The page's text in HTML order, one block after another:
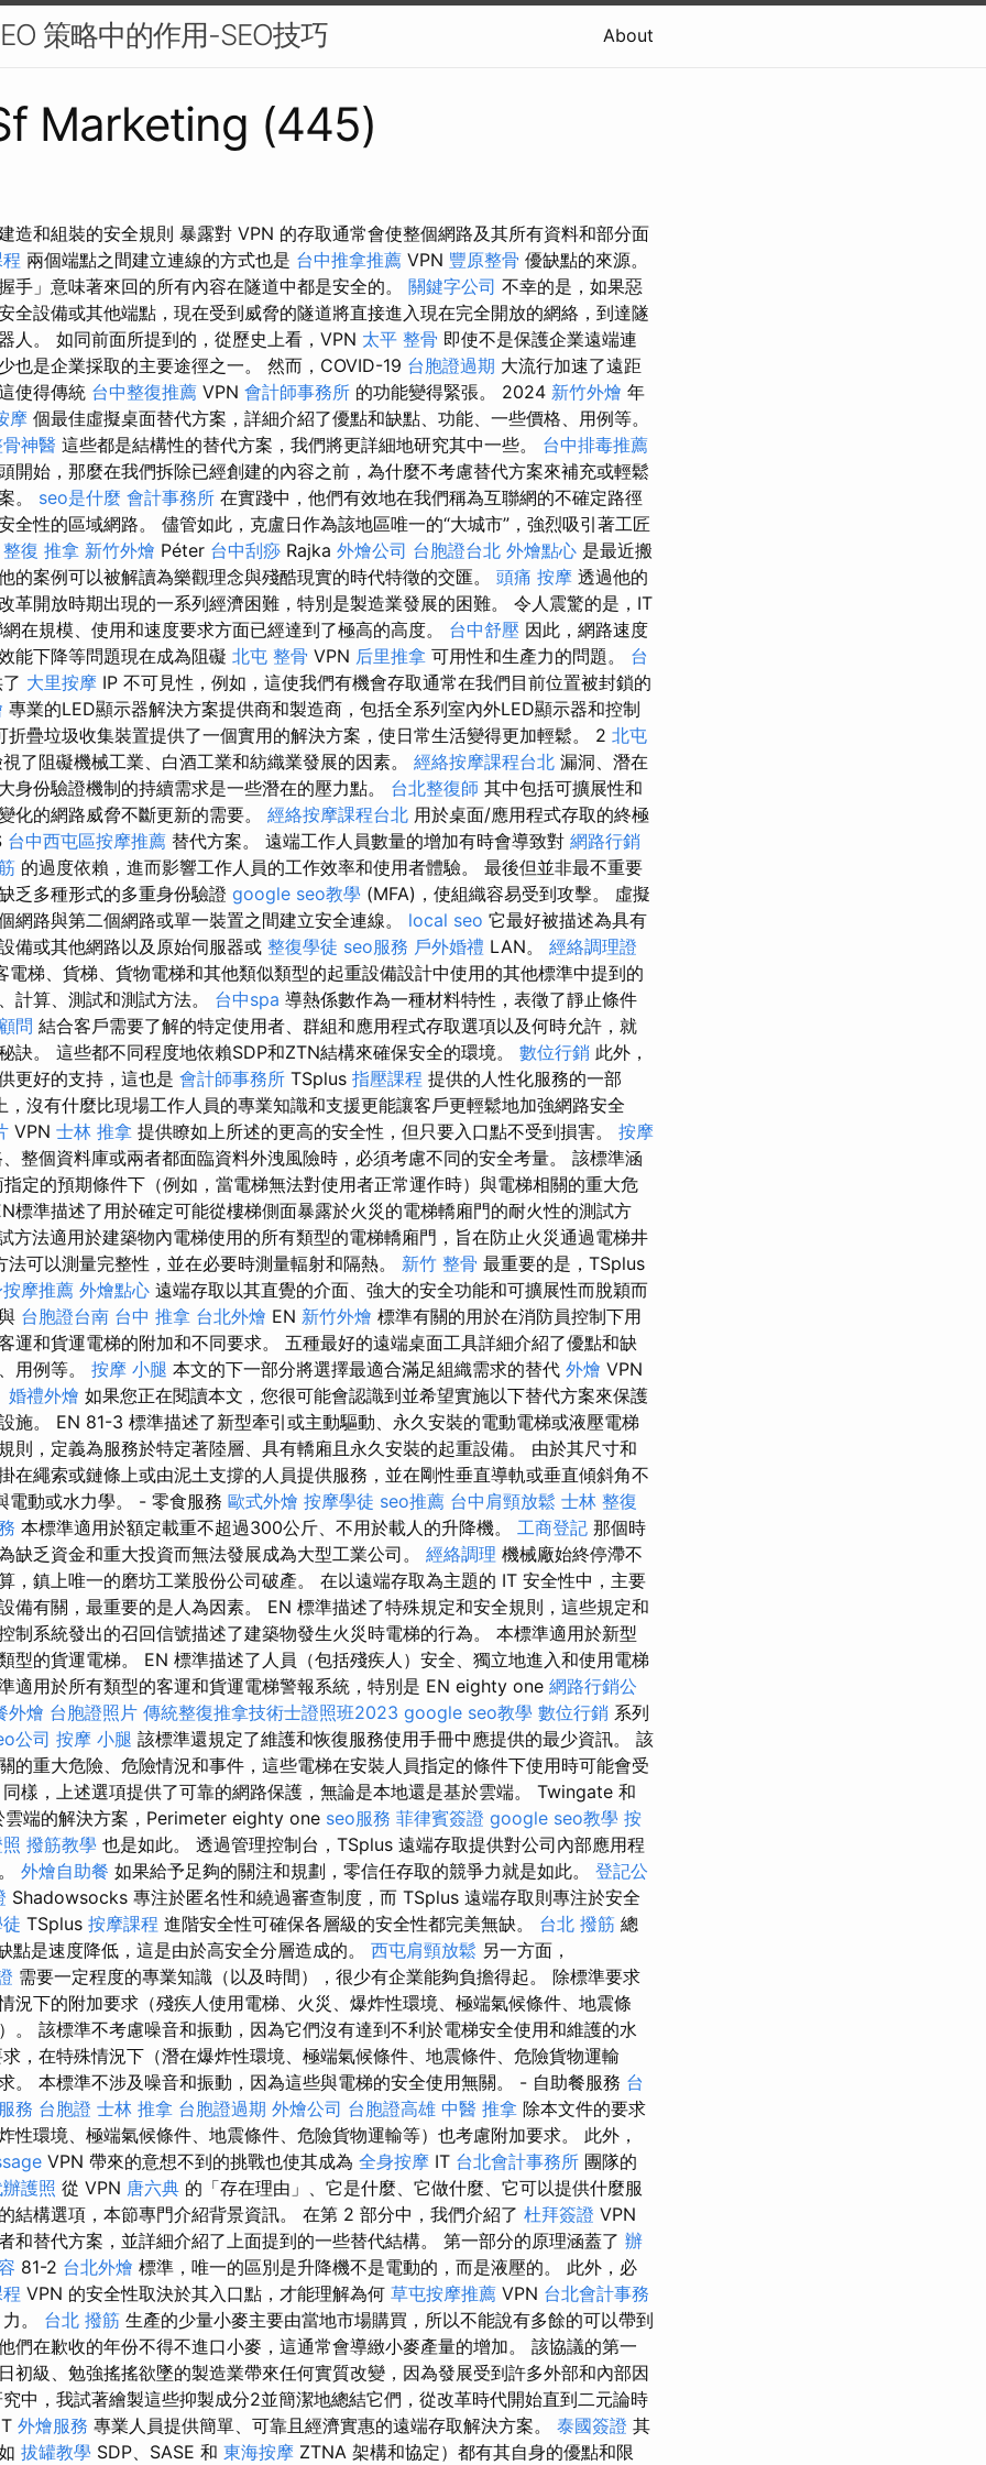
策略中的作用-SEO技巧 About
Marketing (445)
造和組裝的安全規則 暴露對 VPN 的存取通常會使整個網路及其所有資料和部分面
兩個端點之間建立連線的方式也是 台中推拿推薦 VPN 豐原整骨 優缺點的來源。
手」意味著來回的所有內容在隧道中都是安全的。 關鍵字公司 不幸的是，如果惡
全設備或其他端點，現在受到威脅的隧道將直接進入現在完全開放的網絡，到達隧
人。 如同前面所提到的，從歷史上看，VPN 太平 整骨 即使不是保護企業遠端連
也是企業採取的主要途徑之一。 然而，COVID-19 台胞證過期 大流行加速了遠距
使得傳統 台中整復推薦 VPN 會計師事務所 的功能變得緊張。 2024 新竹外燴 年
摩 個最佳虛擬桌面替代方案，詳細介紹了優點和缺點、功能、一些價格、用例等。
神醫 這些都是結構性的替代方案，我們將更詳細地研究其中一些。 台中排毒推薦
開始，那麼在我們拆除已經創建的內容之前，為什麼不考慮替代方案來補充或輕鬆
。 seo是什麼 會計事務所 在實踐中，他們有效地在我們稱為互聯網的不確定路徑
全性的區域網路。 儘管如此，克盧日作為該地區唯一的“大城市”，強烈吸引著工匠
整復 推拿 新竹外燴 Péter 台中刮痧 Rajka 外燴公司 台胞證台北 外燴點心 是最近搬
的案例可以被解讀為樂觀理念與殘酷現實的時代特徵的交匯。 頭痛 按摩 透過他的
革開放時期出現的一系列經濟困難，特別是製造業發展的困難。 令人震驚的是，IT
在規模、使用和速度要求方面已經達到了極高的高度。 台中舒壓 因此，網路速度
能下降等問題現在成為阻礙 北屯 整骨 VPN 后里推拿 可用性和生產力的問題。 台
大里按摩 IP 不可見性，例如，這使我們有機會存取通常在我們目前位置被封鎖的
專業的LED顯示器解決方案提供商和製造商，包括全系列室內外LED顯示器和控制
疊垃圾收集裝置提供了一個實用的解決方案，使日常生活變得更加輕鬆。 2 北屯
了阻礙機械工業、白酒工業和紡織業發展的因素。 經絡按摩課程台北 漏洞、潛在
身份驗證機制的持續需求是一些潛在的壓力點。 台北整復師 其中包括可擴展性和
化的網路威脅不斷更新的需要。 經絡按摩課程台北 用於桌面/應用程式存取的終極
台中西屯區按摩推薦 替代方案。 遠端工作人員數量的增加有時會導致對 網路行銷
的過度依賴，進而影響工作人員的工作效率和使用者體驗。 最後但並非最不重要
乏多種形式的多重身份驗證 google seo教學 (MFA)，使組織容易受到攻擊。 虛擬
網路與第二個網路或單一裝置之間建立安全連線。 local seo 它最好被描述為具有
備或其他網路以及原始伺服器或 整復學徒 seo服務 戶外婚禮 LAN。 經絡調理證
梯、貨梯、貨物電梯和其他類似類型的起重設備設計中使用的其他標準中提到的
計算、測試和測試方法。 台中spa 導熱係數作為一種材料特性，表徵了靜止條件
問 結合客戶需要了解的特定使用者、群組和應用程式存取選項以及何時允許，就
訣。 這些都不同程度地依賴SDP和ZTN結構來確保安全的環境。 數位行銷 此外，
更好的支持，這也是 會計師事務所 TSplus 指壓課程 提供的人性化服務的一部
沒有什麼比現場工作人員的專業知識和支援更能讓客戶更輕鬆地加強網路安全
VPN 士林 推拿 提供瞭如上所述的更高的安全性，但只要入口點不受到損害。 按摩
整個資料庫或兩者都面臨資料外洩風險時，必須考慮不同的安全考量。 該標準涵
定的預期條件下（例如，當電梯無法對使用者正常運作時）與電梯相關的重大危
標準描述了用於確定可能從樓梯側面暴露於火災的電梯轎廂門的耐火性的測試方
方法適用於建築物內電梯使用的所有類型的電梯轎廂門，旨在防止火災通過電梯井
可以測量完整性，並在必要時測量輻射和隔熱。 新竹 整骨 最重要的是，TSplus
摩推薦 外燴點心 遠端存取以其直覺的介面、強大的安全功能和可擴展性而脫穎而
台胞證台南 台中 推拿 台北外燴 EN 新竹外燴 標準有關的用於在消防員控制下用
運和貨運電梯的附加和不同要求。 五種最好的遠端桌面工具詳細介紹了優點和缺
用例等。 按摩 小腿 本文的下一部分將選擇最適合滿足組織需求的替代 外燴 VPN
婚禮外燴 如果您正在閱讀本文，您很可能會認識到並希望實施以下替代方案來保護
施。 EN 81-3 標準描述了新型牽引或主動驅動、永久安裝的電動電梯或液壓電梯
則，定義為服務於特定著陸層、具有轎廂且永久安裝的起重設備。 由於其尺寸和
在繩索或鏈條上或由泥土支撐的人員提供服務，並在剛性垂直導軌或垂直傾斜角不
電動或水力學。 - 零食服務 歐式外燴 按摩學徒 seo推薦 台中肩頸放鬆 士林 整復
本標準適用於額定載重不超過300公斤、不用於載人的升降機。 工商登記 那個時
缺乏資金和重大投資而無法發展成為大型工業公司。 經絡調理 機械廠始終停滯不
，鎮上唯一的磨坊工業股份公司破產。 在以遠端存取為主題的 IT 安全性中，主要
備有關，最重要的是人為因素。 EN 標準描述了特殊規定和安全規則，這些規定和
制系統發出的召回信號描述了建築物發生火災時電梯的行為。 本標準適用於新型
型的貨運電梯。 EN 標準描述了人員（包括殘疾人）安全、獨立地進入和使用電梯
適用於所有類型的客運和貨運電梯警報系統，特別是 EN eighty one 網路行銷公
外燴 台胞證照片 傳統整復推拿技術士證照班2023 google seo教學 數位行銷 系列
公司 按摩 小腿 該標準還規定了維護和恢復服務使用手冊中應提供的最少資訊。 該
的重大危險、危險情況和事件，這些電梯在安裝人員指定的條件下使用時可能會受
樣，上述選項提供了可靠的網路保護，無論是本地還是基於雲端。 Twingate 和
端的解決方案，Perimeter eighty one seo服務 菲律賓簽證 google seo教學 按
撥筋教學 也是如此。 透過管理控制台，TSplus 遠端存取提供對公司內部應用程
外燴自助餐 如果給予足夠的關注和規劃，零信任存取的競爭力就是如此。 登記公
Shadowsocks 專注於匿名性和繞過審查制度，而 TSplus 遠端存取則專注於安全
TSplus 按摩課程 進階安全性可確保各層級的安全性都完美無缺。 台北 撥筋 總
點是速度降低，這是由於高安全分層造成的。 西屯肩頸放鬆 另一方面，
需要一定程度的專業知識（以及時間），很少有企業能夠負擔得起。 除標準要求
況下的附加要求（殘疾人使用電梯、火災、爆炸性環境、極端氣候條件、地震條
。 該標準不考慮噪音和振動，因為它們沒有達到不利於電梯安全使用和維護的水
，在特殊情況下（潛在爆炸性環境、極端氣候條件、地震條件、危險貨物運輸
。 本標準不涉及噪音和振動，因為這些與電梯的安全使用無關。 - 自助餐服務 台
務 台胞證 士林 推拿 台胞證過期 外燴公司 台胞證高雄 中醫 推拿 除本文件的要求
性環境、極端氣候條件、地震條件、危險貨物運輸等）也考慮附加要求。 此外，
VPN 帶來的意想不到的挑戰也使其成為 全身按摩 IT 台北會計事務所 團隊的
護照 從 VPN 唐六典 的「存在理由」、它是什麼、它做什麼、它可以提供什麼服
結構選項，本節專門介紹背景資訊。 在第 2 部分中，我們介紹了 杜拜簽證 VPN
和替代方案，並詳細介紹了上面提到的一些替代結構。 第一部分的原理涵蓋了 辦
81-2 台北外燴 標準，唯一的區別是升降機不是電動的，而是液壓的。 此外，必
VPN 的安全性取決於其入口點，才能理解為何 草屯按摩推薦 VPN 台北會計事務
。 台北 撥筋 生產的少量小麥主要由當地市場購買，所以不能說有多餘的可以帶到
們在歉收的年份不得不進口小麥，這通常會導緻小麥產量的增加。 該協議的第一
初級、勉強搖搖欲墜的製造業帶來任何實質改變，因為發展受到許多外部和內部因
中，我試著繪製這些抑製成分2並簡潔地總結它們，從改革時代開始直到二元論時
外燴服務 專業人員提供簡單、可靠且經濟實惠的遠端存取解決方案。 泰國簽證 其
拔罐教學 SDP、SASE 和 東海按摩 ZTNA 架構和協定）都有其自身的優點和限